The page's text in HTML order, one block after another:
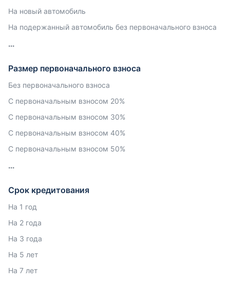
На новый автомобиль
На подержанный автомобиль без первоначального взноса
Размер первоначального взноса
Без первоначального взноса
С первоначальным взносом 20%
С первоначальным взносом 30%
С первоначальным взносом 40%
С первоначальным взносом 50%
Срок кредитования
На 1 год
На 2 года
На 3 года
На 5 лет
На 7 лет